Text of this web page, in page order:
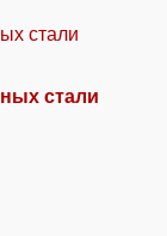
стали